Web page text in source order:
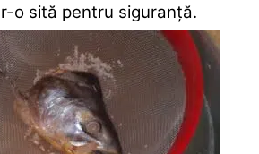
o sită pentru siguranță.